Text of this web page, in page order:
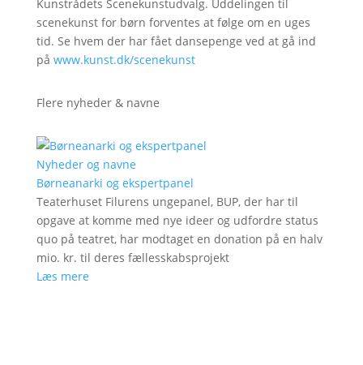
Kunstrådets Scenekunstudvalg. Uddelingen til
scenekunst for børn forventes at følge om en uges
tid. Se hvem der har fået dansepenge ved at gå ind
på www.kunst.dk/scenekunst
Flere nyheder & navne
Nyheder og navne
Børneanarki og ekspertpanel
Teaterhuset Filurens ungepanel, BUP, der har til
opgave at komme med nye ideer og udfordre status
quo på teatret, har modtaget en donation på en halv
mio. kr. til deres fællesskabsprojekt
Læs mere